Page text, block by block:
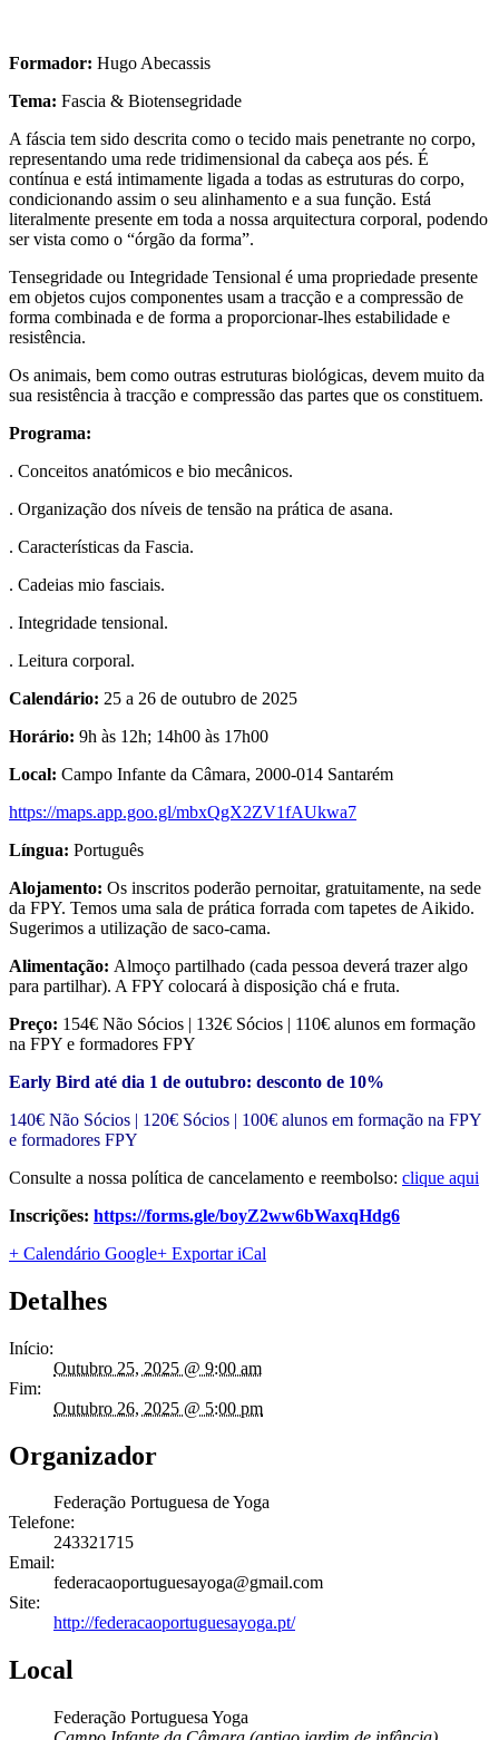
Formador: Hugo Abecassis
Tema: Fascia & Biotensegridade
A fáscia tem sido descrita como o tecido mais penetrante no corpo,
representando uma rede tridimensional da cabeça aos pés. É
contínua e está intimamente ligada a todas as estruturas do corpo,
condicionando assim o seu alinhamento e a sua função. Está
literalmente presente em toda a nossa arquitectura corporal, podendo
ser vista como o “órgão da forma”.
Tensegridade ou Integridade Tensional é uma propriedade presente
em objetos cujos componentes usam a tracção e a compressão de
forma combinada e de forma a proporcionar-lhes estabilidade e
resistência.
Os animais, bem como outras estruturas biológicas, devem muito da
sua resistência à tracção e compressão das partes que os constituem.
Programa:
. Conceitos anatómicos e bio mecânicos.
. Organização dos níveis de tensão na prática de asana.
. Características da Fascia.
. Cadeias mio fasciais.
. Integridade tensional.
. Leitura corporal.
Calendário: 25 a 26 de outubro de 2025
Horário: 9h às 12h; 14h00 às 17h00
Local: Campo Infante da Câmara, 2000-014 Santarém
https://maps.app.goo.gl/mbxQgX2ZV1fAUkwa7
Língua: Português
Alojamento: Os inscritos poderão pernoitar, gratuitamente, na sede
da FPY. Temos uma sala de prática forrada com tapetes de Aikido.
Sugerimos a utilização de saco-cama.
Alimentação: Almoço partilhado (cada pessoa deverá trazer algo
para partilhar). A FPY colocará à disposição chá e fruta.
Preço: 154€ Não Sócios | 132€ Sócios | 110€ alunos em formação
na FPY e formadores FPY
Early Bird até dia 1 de outubro: desconto de 10%
140€ Não Sócios | 120€ Sócios | 100€ alunos em formação na FPY
e formadores FPY
Consulte a nossa política de cancelamento e reembolso: clique aqui
Inscrições: https://forms.gle/boyZ2ww6bWaxqHdg6
+ Calendário Google+ Exportar iCal
Detalhes
Início:
Outubro 25, 2025 @ 9:00 am
Fim:
Outubro 26, 2025 @ 5:00 pm
Organizador
Federação Portuguesa de Yoga
Telefone:
243321715
Email:
federacaoportuguesayoga@gmail.com
Site:
http://federacaoportuguesayoga.pt/
Local
Federação Portuguesa Yoga